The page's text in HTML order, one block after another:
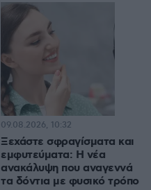
Ξεχάστε σφραγίσματα και
εμφυτεύματα: Η νέα
ανακάλυψη που αναγεννά
τα δόντια με φυσικό τρόπο
09.08.2026, 10:32